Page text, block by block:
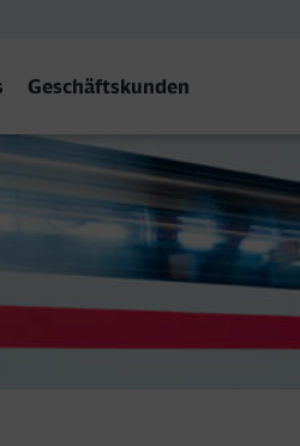
Geschäftskunden
Zweibrücken